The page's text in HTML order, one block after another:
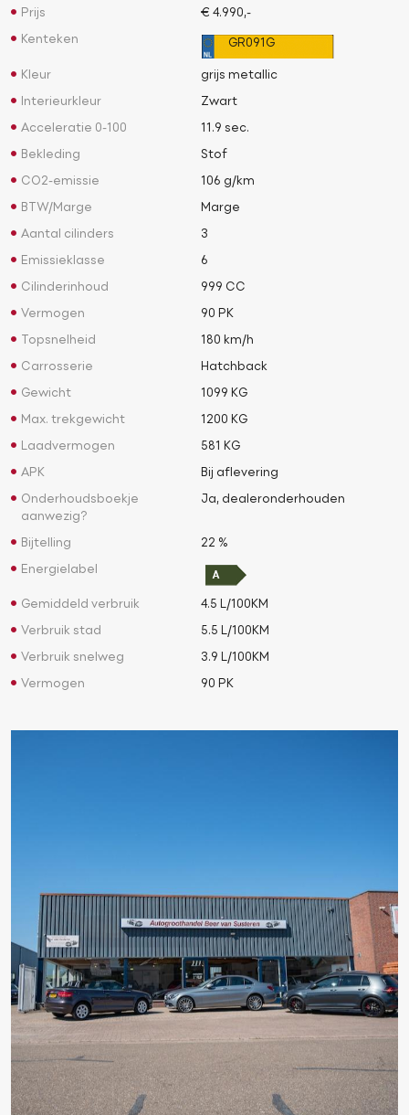
Prijs € 4.990,-
Kenteken GR091G
Kleur grijs metallic
Interieurkleur Zwart
Acceleratie 0-100 11.9 sec.
Bekleding Stof
CO2-emissie 106 g/km
BTW/Marge Marge
Aantal cilinders 3
Emissieklasse 6
Cilinderinhoud 999 CC
Vermogen 90 PK
Topsnelheid 180 km/h
Carrosserie Hatchback
Gewicht 1099 KG
Max. trekgewicht 1200 KG
Laadvermogen 581 KG
APK Bij aflevering
Onderhoudsboekje
aanwezig?
Ja, dealeronderhouden
Bijtelling 22 %
Energielabel
Gemiddeld verbruik 4.5 L/100KM
Verbruik stad 5.5 L/100KM
Verbruik snelweg 3.9 L/100KM
Vermogen 90 PK